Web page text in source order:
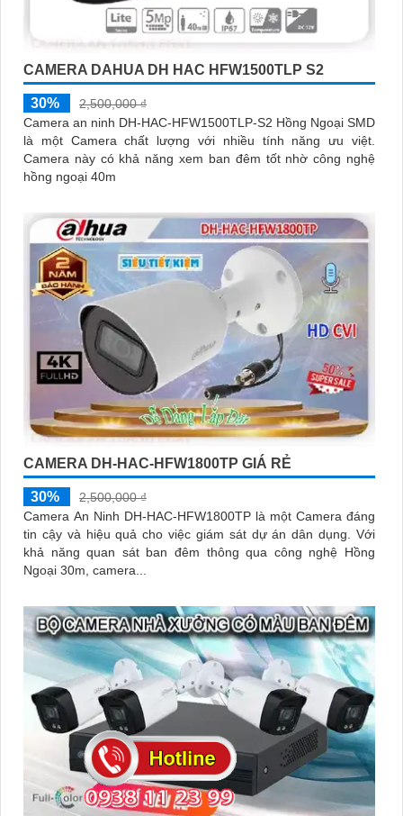
CAMERA DAHUA DH HAC HFW1500TLP S2
30%
2,500,000 ₫
Camera an ninh DH-HAC-HFW1500TLP-S2 Hồng Ngoại SMD
là một Camera chất lượng với nhiều tính năng ưu việt.
Camera này có khả năng xem ban đêm tốt nhờ công nghệ
hồng ngoại 40m
CAMERA DH-HAC-HFW1800TP GIÁ RẺ
30%
2,500,000 ₫
Camera An Ninh DH-HAC-HFW1800TP là một Camera đáng
tin cậy và hiệu quả cho việc giám sát dự án dân dụng. Với
khả năng quan sát ban đêm thông qua công nghệ Hồng
Ngoại 30m, camera...